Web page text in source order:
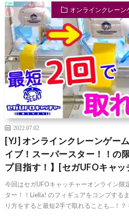
オンラインクレー
2022.07.02
[YJ] オンラインクレーンゲー
イブ！スーパースター！！の
プ目指す！】[セガUFOキャッ
今回はセガUFOキャッチャーオンライン限
ター！！Liella! のフィギュアをコンプする
り方をすると最短2手で取れることも…！